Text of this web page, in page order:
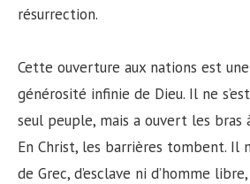
résurrection.
Cette ouverture aux nations est
générosité infinie de Dieu. Il ne
seul peuple, mais a ouvert les bras
En Christ, les barrières tombent. Il
de Grec, d’esclave ni d’homme